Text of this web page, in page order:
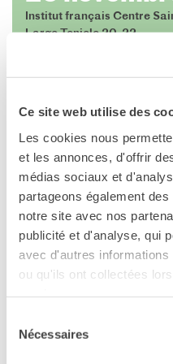
Ce site web utilise des
Les cookies nous
et les annonces, d'offrir
médias sociaux et
partageons également
notre site avec nos
publicité et d'analyse, qui
avec d'autres
ou qu'ils ont collectées
Nécessaires
Contacts
Organigramme
Le operazioni
Come
I Vantaggi
I nostri
I contatti
I nostri
ARCHIVES
Café
Institut français Centre
Largo Toniolo 20-22
Voir la carte
Nell’ambito del 75°
Centre
26
Institut français
Largo
Conferenza in presenza e
con traduzione
,